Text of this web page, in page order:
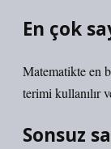
En çok
Matematikte en
terimi kullanılır
Sonsuz